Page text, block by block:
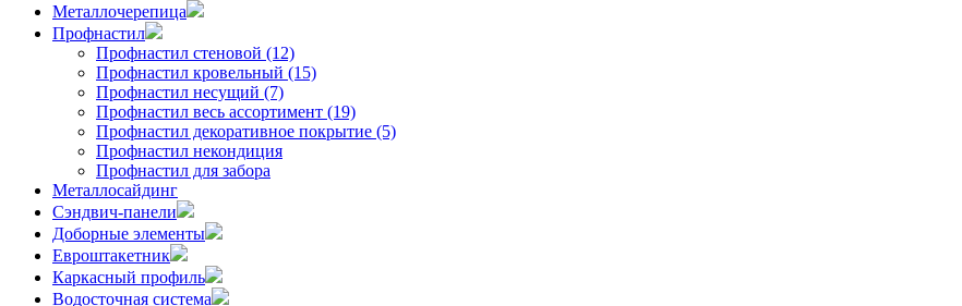
Металлочерепица
Профнастил
Профнастил стеновой (12)
Профнастил кровельный (15)
Профнастил несущий (7)
Профнастил весь ассортимент (19)
Профнастил декоративное покрытие (5)
Профнастил некондиция
Профнастил для забора
Металлосайдинг
Сэндвич-панели
Доборные элементы
Евроштакетник
Каркасный профиль
Водосточная система